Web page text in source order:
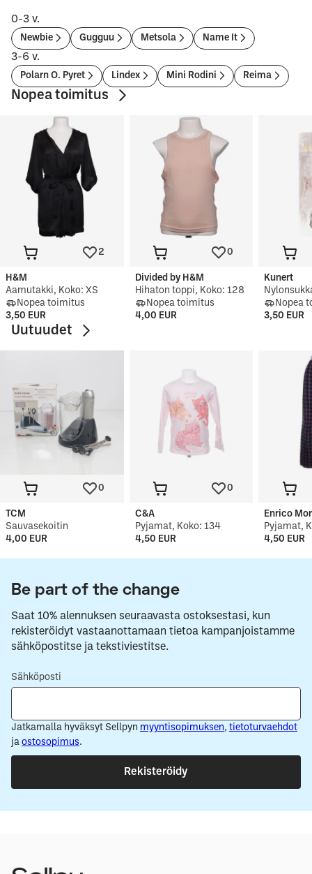
0-3 v.
Newbie Gugguu Metsola Name It
3-6 v.
Polarn O. Pyret Lindex Mini Rodini Reima
Nopea toimitus
2
H&M
Aamutakki, Koko: XS
Nopea toimitus
3,50 EUR
0
Divided by H&M
Hihaton toppi, Koko: 128
Nopea toimitus
4,00 EUR
Kunert
Nopea
3,50 EUR
Uutuudet
0
TCM
Sauvasekoitin
4,00 EUR
0
C&A
Pyjamat, Koko: 134
4,50 EUR
Enrico
Pyjamat,
4,50 EUR
Be part of the change
Saat 10% alennuksen seuraavasta ostoksestasi, kun
rekisteröidyt vastaanottamaan tietoa kampanjoistamme
sähköpostitse ja tekstiviestitse.
Sähköposti
Jatkamalla hyväksyt Sellpyn myyntisopimuksen, tietoturvaehdot
ja ostosopimus.
Rekisteröidy